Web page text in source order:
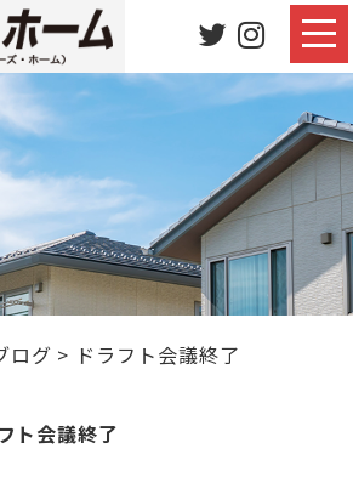
ログ > ドラフト会議終了
ト会議終了